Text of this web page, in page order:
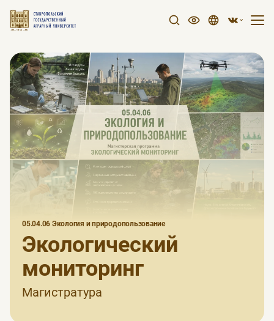
05.04.06 Экология и природопользование
Экологический
мониторинг
Магистратура